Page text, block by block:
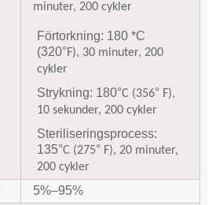
minuter, 200 cykler
Förtorkning: 180 *C
(320°F), 30 minuter, 200
cykler
Strykning: 180°C (356° F),
10 sekunder, 200 cykler
Steriliseringsprocess:
135°C (275° F), 20 minuter,
200 cykler
5%–95%